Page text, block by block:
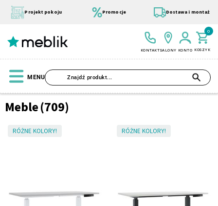
treści
Projekt pokoju Promocje Dostawa i montaż
KONTAKTSALONY KONTO KOSZYK
0
MENU
Strona
główna
Meble
Meble(709)
RÓŻNE KOLORY! RÓŻNE KOLORY!